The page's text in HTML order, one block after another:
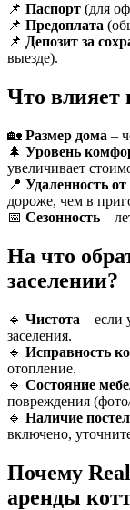
📌 Паспорт (для
📌 Предоплата
📌 Депозит за
выезде).
Что влияет
🏡 Размер дома –
🌲 Уровень
увеличивает
📍 Удаленность от
дороже, чем в
📅 Сезонность –
На что
заселении?
🔹 Чистота – если
заселения.
🔹 Исправность
отопление.
🔹 Состояние
повреждения
🔹 Наличие
включено,
Почему
аренды